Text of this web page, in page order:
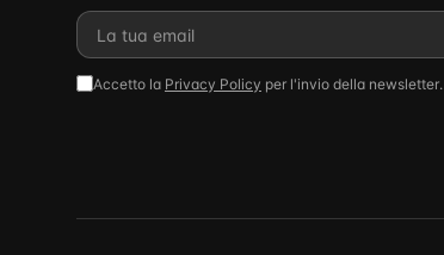
Accetto la Privacy Policy per l'invio della newsletter.